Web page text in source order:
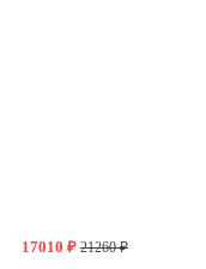
17010 ₽ 21260 ₽